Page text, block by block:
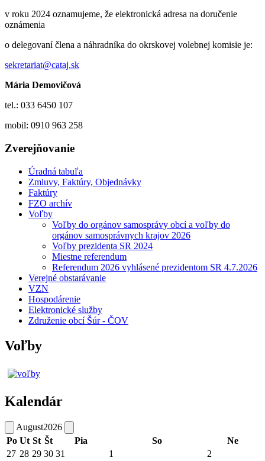
v roku 2024 oznamujeme, že elektronická adresa na doručenie
oznámenia
o delegovaní člena a náhradníka do okrskovej volebnej komisie je:
sekretariat@cataj.sk
Mária Demovičová
tel.: 033 6450 107
mobil: 0910 963 258
Zverejňovanie
Úradná tabuľa
Zmluvy, Faktúry, Objednávky
Faktúry
FZO archív
Voľby
Voľby do orgánov samosprávy obcí a voľby do
orgánov samosprávnych krajov 2026
Voľby prezidenta SR 2024
Miestne referendum
Referendum 2026 vyhlásené prezidentom SR 4.7.2026
Verejné obstarávanie
VZN
Hospodárenie
Elektronické služby
Združenie obcí Šúr - ČOV
Voľby
Kalendár
August2026
Po Ut St Št Pia So
Ne
27 28 29 30 31 1 2